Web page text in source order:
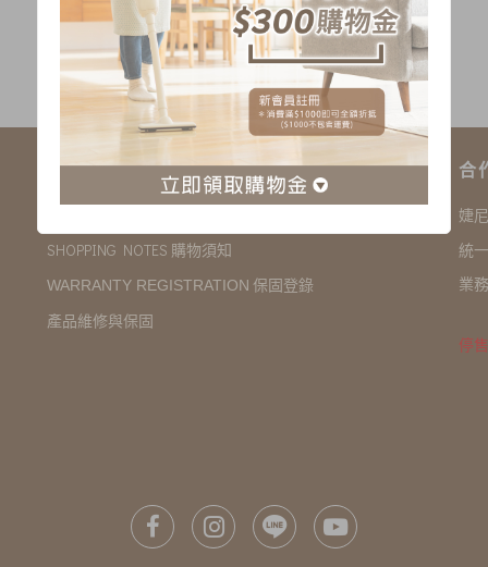
購物說明
SHOPPING NOTES 購物須知
WARRANTY REGISTRATION 保固登錄
產品維修與保固
合
婕
統
業
停